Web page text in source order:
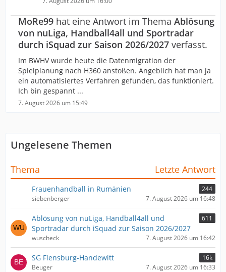
MoRe99 hat eine Antwort im Thema Ablösung
von nuLiga, Handball4all und Sportradar
durch iSquad zur Saison 2026/2027 verfasst.
Im BWHV wurde heute die Datenmigration der
Spielplanung nach H360 anstoßen. Angeblich hat man ja
ein automatisiertes Verfahren gefunden, das funktioniert.
Ich bin gespannt ...
7. August 2026 um 15:49
Ungelesene Themen
Thema Letzte Antwort
Frauenhandball in Rumänien
244
siebenberger
7. August 2026 um 16:48
Ablösung von nuLiga, Handball4all und
Sportradar durch iSquad zur Saison 2026/2027
611
wuscheck 7. August 2026 um 16:42
SG Flensburg-Handewitt
16k
Beuger
7. August 2026 um 16:33